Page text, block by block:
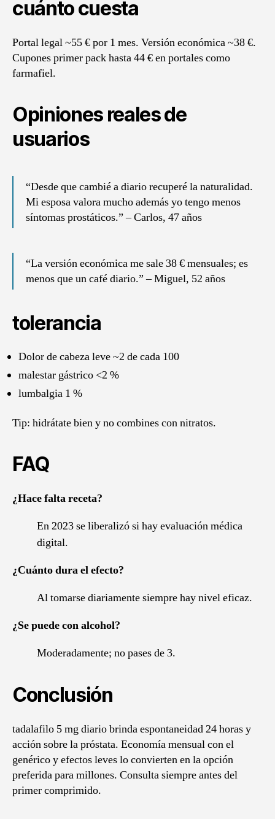
cuánto cuesta
Portal legal ~55 € por 1 mes. Versión económica ~38 €.
Cupones primer pack hasta 44 € en portales como
farmafiel.
Opiniones reales de
usuarios
“Desde que cambié a diario recuperé la naturalidad.
Mi esposa valora mucho además yo tengo menos
síntomas prostáticos.” – Carlos, 47 años
“La versión económica me sale 38 € mensuales; es
menos que un café diario.” – Miguel, 52 años
tolerancia
Dolor de cabeza leve ~2 de cada 100
malestar gástrico <2 %
lumbalgia 1 %
Tip: hidrátate bien y no combines con nitratos.
FAQ
¿Hace falta receta?
En 2023 se liberalizó si hay evaluación médica
digital.
¿Cuánto dura el efecto?
Al tomarse diariamente siempre hay nivel eficaz.
¿Se puede con alcohol?
Moderadamente; no pases de 3.
Conclusión
tadalafilo 5 mg diario brinda espontaneidad 24 horas y
acción sobre la próstata. Economía mensual con el
genérico y efectos leves lo convierten en la opción
preferida para millones. Consulta siempre antes del
primer comprimido.